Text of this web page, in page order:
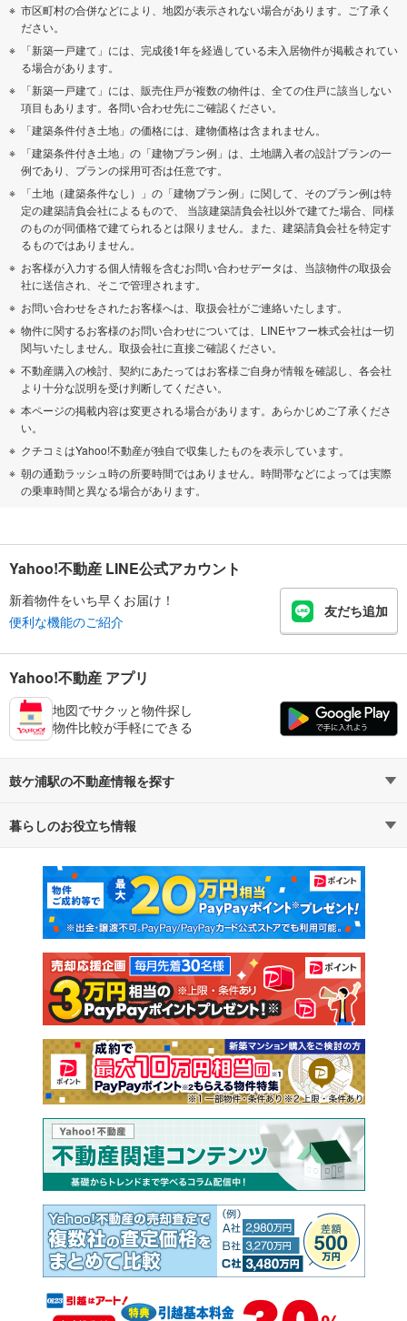
市区町村の合併などにより、地図が表示されない場合があります。ご了承く
ださい。
「新築一戸建て」には、完成後1年を経過している未入居物件が掲載されてい
る場合があります。
「新築一戸建て」には、販売住戸が複数の物件は、全ての住戸に該当しない
項目もあります。各問い合わせ先にご確認ください。
「建築条件付き土地」の価格には、建物価格は含まれません。
「建築条件付き土地」の「建物プラン例」は、土地購入者の設計プランの一
例であり、プランの採用可否は任意です。
「土地（建築条件なし）」の「建物プラン例」に関して、そのプラン例は特
定の建築請負会社によるもので、 当該建築請負会社以外で建てた場合、同様
のものが同価格で建てられるとは限りません。また、建築請負会社を特定す
るものではありません。
お客様が入力する個人情報を含むお問い合わせデータは、当該物件の取扱会
社に送信され、そこで管理されます。
お問い合わせをされたお客様へは、取扱会社がご連絡いたします。
物件に関するお客様のお問い合わせについては、LINEヤフー株式会社は一切
関与いたしません。取扱会社に直接ご確認ください。
不動産購入の検討、契約にあたってはお客様ご自身が情報を確認し、各会社
より十分な説明を受け判断してください。
本ページの掲載内容は変更される場合があります。あらかじめご了承くださ
い。
クチコミはYahoo!不動産が独自で収集したものを表示しています。
朝の通勤ラッシュ時の所要時間ではありません。時間帯などによっては実際
の乗車時間と異なる場合があります。
Yahoo!不動産 LINE公式アカウント
新着物件をいち早くお届け！
便利な機能のご紹介
友だち追加
Yahoo!不動産 アプリ
地図でサクッと物件探し
物件比較が手軽にできる
鼓ケ浦駅の不動産情報を探す
不動産・住宅
新築マンション 中古マンション
新築一戸建て 中古一戸建て
注文住宅 土地
売却査定
暮らしのお役立ち情報
マンションカタログ 教えて！住まいの先生